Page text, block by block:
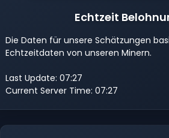
Echtzeit
Die Daten für unsere Schätzungen
Echtzeitdaten von unseren Minern.
Last Update: 07:27
Current Server Time: 07:27